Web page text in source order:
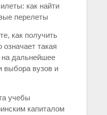
как найти
перелеты
как получить
означает такая
на дальнейшее
выбора вузов и
учебы
капиталом